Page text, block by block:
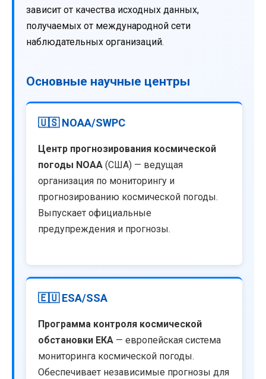
зависит от качества исходных данных,
получаемых от международной сети
наблюдательных организаций.
Основные научные центры
🇺🇸 NOAA/SWPC
Центр прогнозирования космической
погоды NOAA (США) — ведущая
организация по мониторингу и
прогнозированию космической погоды.
Выпускает официальные
предупреждения и прогнозы.
🇪🇺 ESA/SSA
Программа контроля космической
обстановки ЕКА — европейская система
мониторинга космической погоды.
Обеспечивает независимые прогнозы для